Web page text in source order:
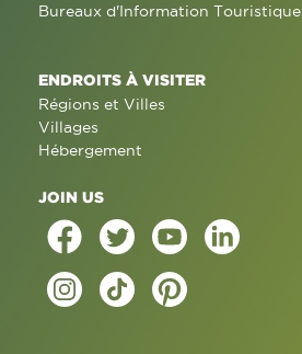
Bureaux d'Information Touristique
ENDROITS À VISITER
Régions et Villes
Villages
Hébergement
JOIN US